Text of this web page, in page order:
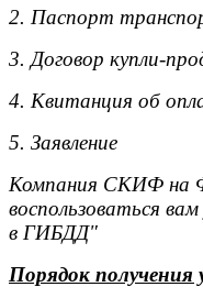
2. Паспорт
3. Договор купли-
4. Квитанция об
5. Заявление
Компания СКИФ на
воспользоваться
в ГИБДД"
Порядок получения